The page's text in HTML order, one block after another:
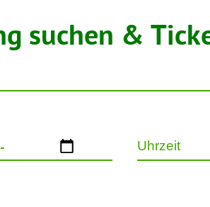
suchen &
Uhrzeit